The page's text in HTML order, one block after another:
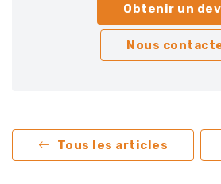
Obtenir un
Nous
Tous les articles